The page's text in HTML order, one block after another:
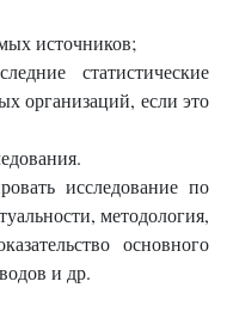
источников;
статистические
организаций, если это
исследование по
методология,
основного
и др.